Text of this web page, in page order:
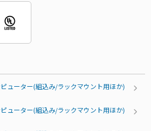
ューター(組込み/ラックマウント用ほか)
ューター(組込み/ラックマウント用ほか)